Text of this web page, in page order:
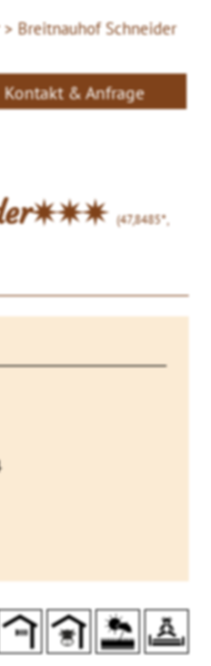
> Breitnauhof Schneider
Kontakt & Anfrage
(47,8485°,